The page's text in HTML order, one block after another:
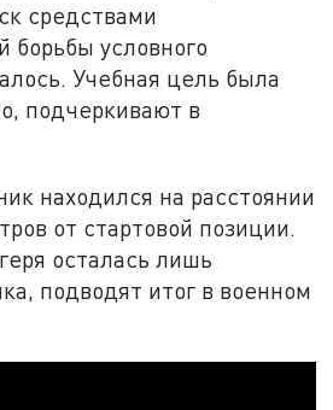
средствами
борьбы условного
Учебная цель была
подчеркивают в
находился на расстоянии
от стартовой позиции.
осталась лишь
подводят итог в военном